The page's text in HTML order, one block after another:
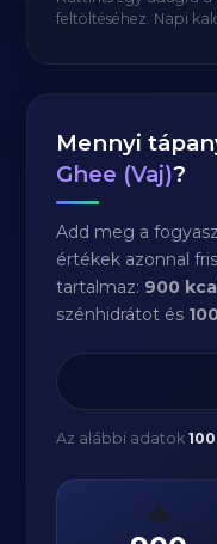
feltöltéséhez. Napi
Mennyi
Ghee (Vaj)?
Add meg a
értékek azonnal
tartalmaz: 900
szénhidrátot és
Az alábbi adatok100
🔥